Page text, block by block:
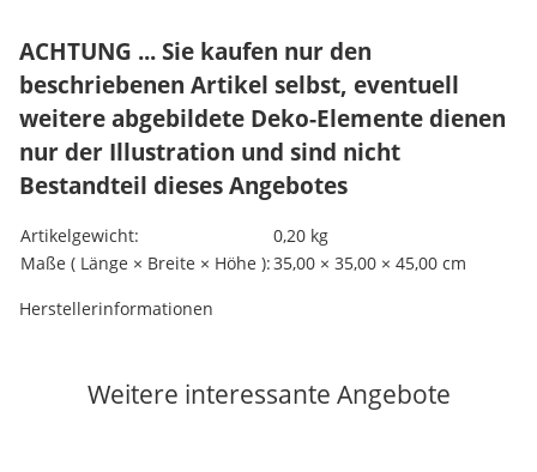
ACHTUNG ... Sie kaufen nur den
beschriebenen Artikel selbst, eventuell
weitere abgebildete Deko-Elemente dienen
nur der Illustration und sind nicht
Bestandteil dieses Angebotes
Produkteigenschaft
Wert
Artikelgewicht: 0,20 kg
Maße ( Länge × Breite × Höhe ):35,00 × 35,00 × 45,00 cm
Herstellerinformationen
Weitere interessante Angebote